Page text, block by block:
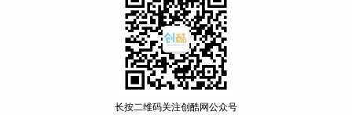
长按二维码关注创酷网公众号